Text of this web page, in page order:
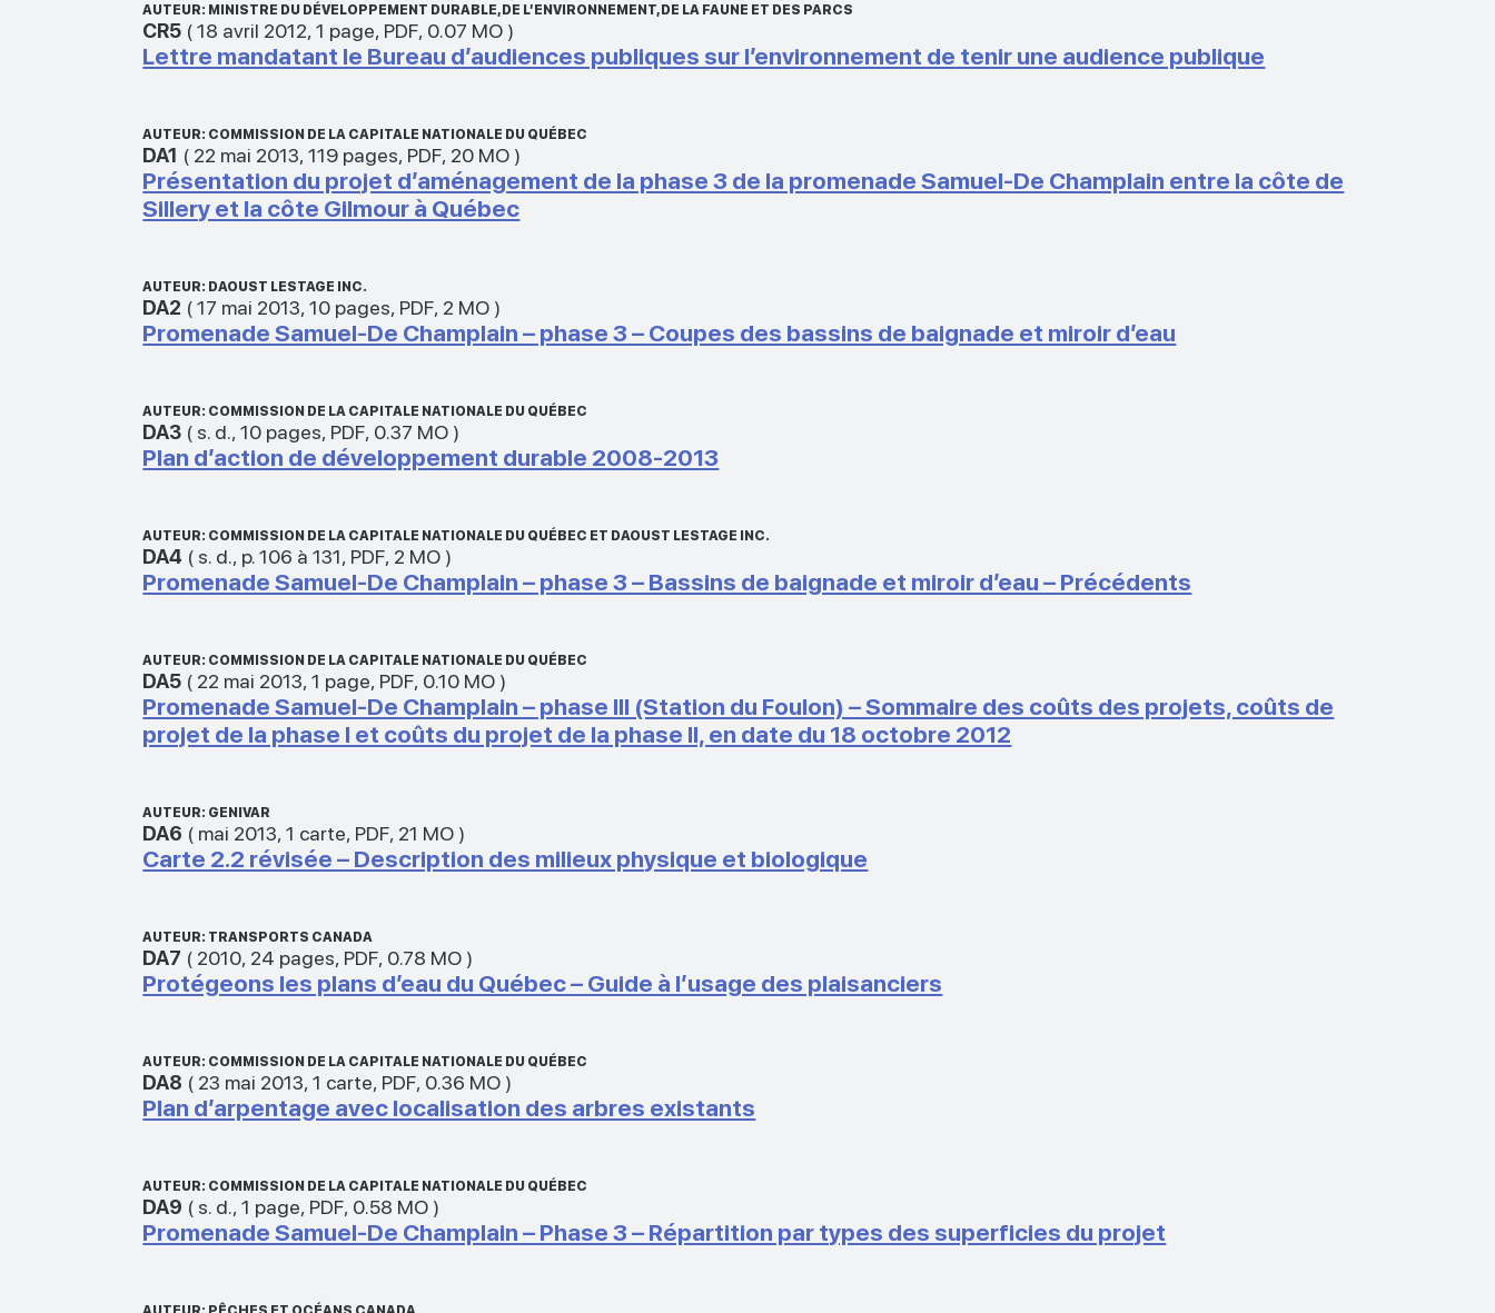
AUTEUR: MINISTRE DU DÉVELOPPEMENT DURABLE, DE L’ENVIRONNEMENT, DE LA FAUNE ET DES PARCS
CR5 (18 avril 2012,1 page, PDF, 0.07 MO )
Lettre mandatant le Bureau d’audiences publiques sur l’environnement de tenir une audience publique
AUTEUR: COMMISSION DE LA CAPITALE NATIONALE DU QUÉBEC
DA1 ( 22 mai 2013,119 pages, PDF, 20 MO )
Présentation du projet d’aménagement de la phase 3 de la promenade Samuel-De Champlain entre la côte de
Sillery et la côte Gilmour à Québec
AUTEUR: DAOUST LESTAGE INC.
DA2 (17 mai 2013,10 pages, PDF, 2 MO )
Promenade Samuel-De Champlain – phase 3 – Coupes des bassins de baignade et miroir d’eau
AUTEUR: COMMISSION DE LA CAPITALE NATIONALE DU QUÉBEC
DA3 ( s. d.,10 pages, PDF, 0.37 MO )
Plan d’action de développement durable 2008-2013
AUTEUR: COMMISSION DE LA CAPITALE NATIONALE DU QUÉBEC ET DAOUST LESTAGE INC.
DA4 ( s. d., p. 106 à 131, PDF, 2 MO )
Promenade Samuel-De Champlain – phase 3 – Bassins de baignade et miroir d’eau – Précédents
AUTEUR: COMMISSION DE LA CAPITALE NATIONALE DU QUÉBEC
DA5 ( 22 mai 2013,1 page, PDF, 0.10 MO )
Promenade Samuel-De Champlain – phase III (Station du Foulon) – Sommaire des coûts des projets, coûts de
projet de la phase I et coûts du projet de la phase II, en date du 18 octobre 2012
AUTEUR: GENIVAR
DA6 ( mai 2013,1 carte, PDF, 21 MO )
Carte 2.2 révisée – Description des milieux physique et biologique
AUTEUR: TRANSPORTS CANADA
DA7 ( 2010, 24 pages, PDF, 0.78 MO )
Protégeons les plans d’eau du Québec – Guide à l’usage des plaisanciers
AUTEUR: COMMISSION DE LA CAPITALE NATIONALE DU QUÉBEC
DA8 ( 23 mai 2013,1 carte, PDF, 0.36 MO )
Plan d’arpentage avec localisation des arbres existants
AUTEUR: COMMISSION DE LA CAPITALE NATIONALE DU QUÉBEC
DA9 ( s. d.,1 page, PDF, 0.58 MO )
Promenade Samuel-De Champlain – Phase 3 – Répartition par types des superficies du projet